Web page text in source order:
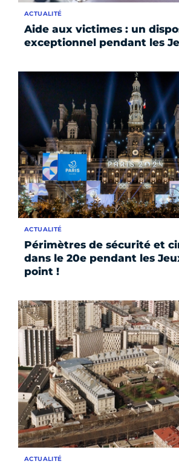
Aide aux victimes : un
exceptionnel pendant les
ACTUALITÉ
Périmètres de sécurité et
dans le 20e pendant les
point !
ACTUALITÉ
ACTUALITÉ